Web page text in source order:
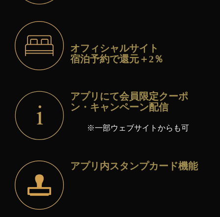
オフィシャルサイト
宿泊予約で還元＋2％
アプリにて会員限定クーポ
ン・キャンペーン配信
※一部ウェブサイトからも可
アプリ内スタンプカード機能